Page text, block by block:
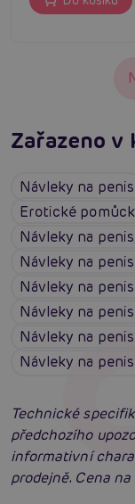
Zařazeno v
Návleky na penis
Erotické
Návleky na
Návleky na
Návleky na
Návleky na
Návleky na
Návleky na
Technické
předchozího
informativní
prodejně. Cena